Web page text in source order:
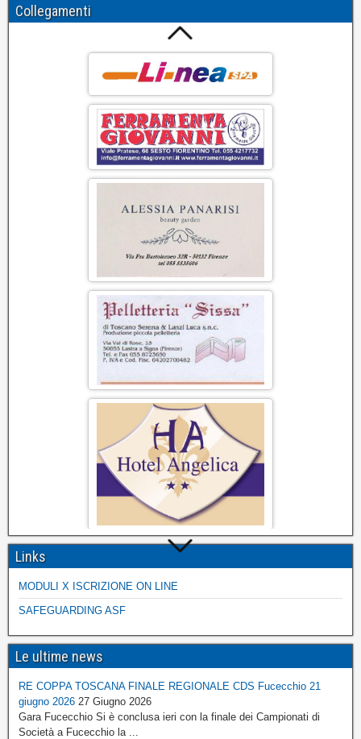
Collegamenti
Links
MODULI X ISCRIZIONE ON LINE
SAFEGUARDING ASF
Le ultime news
RE COPPA TOSCANA FINALE REGIONALE CDS Fucecchio 21
giugno 2026 27 Giugno 2026
Gara Fucecchio Si è conclusa ieri con la finale dei Campionati di
Società a Fucecchio la ...